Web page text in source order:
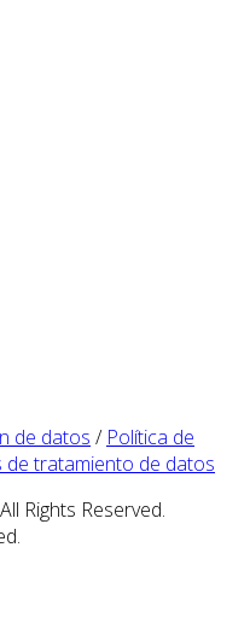
de datos / Política de
de tratamiento de datos
Rights Reserved.